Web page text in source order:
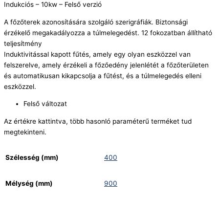
Indukciós – 10kw – Felső verzió
A főzőterek azonosítására szolgáló szerigráfiák. Biztonsági
érzékelő megakadályozza a túlmelegedést. 12 fokozatban állítható
teljesítmény
Induktivitással kapott fűtés, amely egy olyan eszközzel van
felszerelve, amely érzékeli a főzőedény jelenlétét a főzőterületen
és automatikusan kikapcsolja a fűtést, és a túlmelegedés elleni
eszközzel.
Felső változat
Az értékre kattintva, több hasonló paraméterű terméket tud
megtekinteni.
Szélesség (mm) 400
Mélység (mm) 900